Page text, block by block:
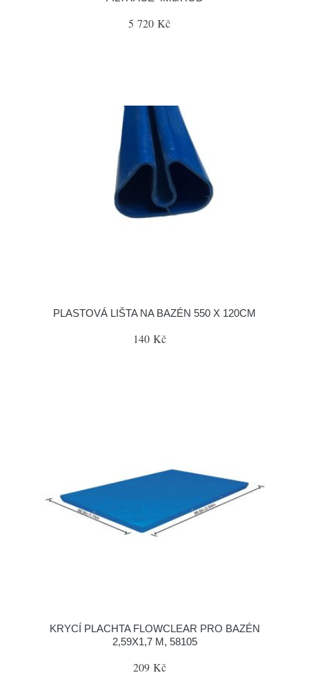
5 720 Kč
PLASTOVÁ LIŠTA NA BAZÉN 550 X 120CM
140 Kč
KRYCÍ PLACHTA FLOWCLEAR PRO BAZÉN
2,59X1,7 M, 58105
209 Kč